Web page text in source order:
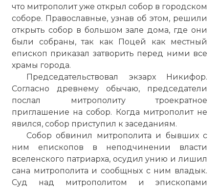
что митрополит уже открыл собор в городском
соборе. Православные, узнав об этом, решили
открыть собор в большом зале дома, где они
были собраны, так как Поцей как местный
епископ приказал затворить перед ними все
храмы города.
Председательствовал экзарх Никифор.
Согласно древнему обычаю, председатели
послал митрополиту троекратное
приглашение на собор. Когда митрополит не
явился, собор приступил к заседаниям.
Собор обвинил митрополита и бывших с
ним епископов в неподчинении власти
вселенского патриарха, осудил унию и лишил
сана митрополита и сообщных с ним владык.
Суд над митрополитом и эпископами